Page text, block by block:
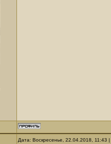
Дата: Воскресенье, 22.04.2018,